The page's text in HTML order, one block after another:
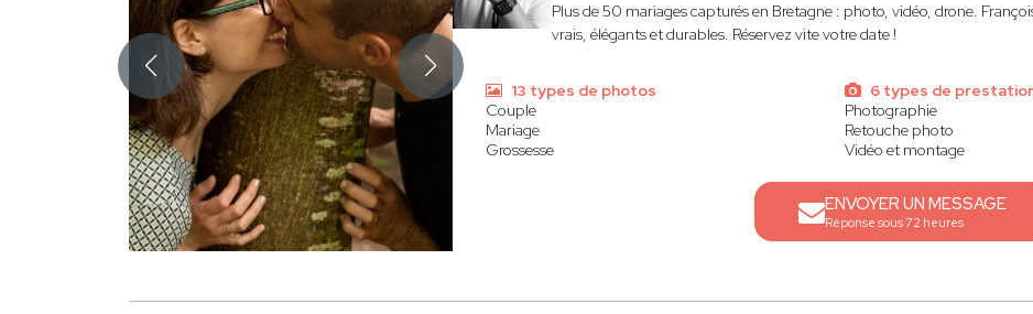
Plus de 50 mariages capturés en Bretagne : photo, vidéo, drone.
vrais, élégants et durables. Réservez vite votre date !
13 types de photos
Couple
Mariage
Grossesse
6 types de
Photographie
Retouche photo
Vidéo et montage
ENVOYER UN MESSAGE
Réponse sous 72 heures